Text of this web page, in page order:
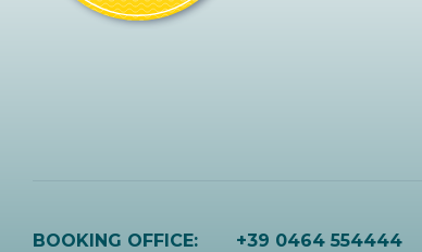
BOOKING OFFICE: +39 0464 554444